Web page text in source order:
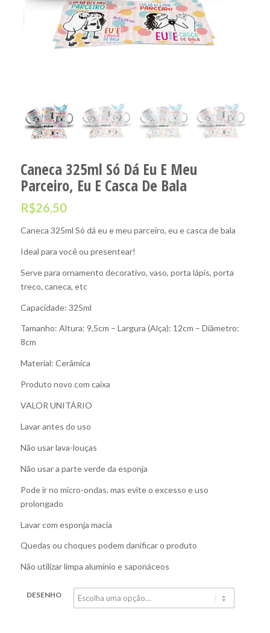
Caneca 325ml Só Dá Eu E Meu
Parceiro, Eu E Casca De Bala
R$26,50
Caneca 325ml Só dá eu e meu parceiro, eu e casca de bala
Ideal para você ou presentear!
Serve para ornamento decorativo, vaso, porta lápis, porta
treco, caneca, etc
Capacidade: 325ml
Tamanho: Altura: 9,5cm – Largura (Alça): 12cm – Diâmetro:
8cm
Material: Cerâmica
Produto novo com caixa
VALOR UNITÁRIO
Lavar antes do uso
Não usar lava-louças
Não usar a parte verde da esponja
Pode ir no micro-ondas, mas evite o excesso e uso
prolongado
Lavar com esponja macia
Quedas ou choques podem danificar o produto
Não utilizar limpa alumínio e saponáceos
DESENHO